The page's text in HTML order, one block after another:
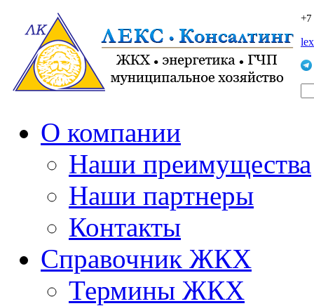
О компании
Наши преимущества
Наши партнеры
Контакты
Справочник ЖКХ
Термины ЖКХ